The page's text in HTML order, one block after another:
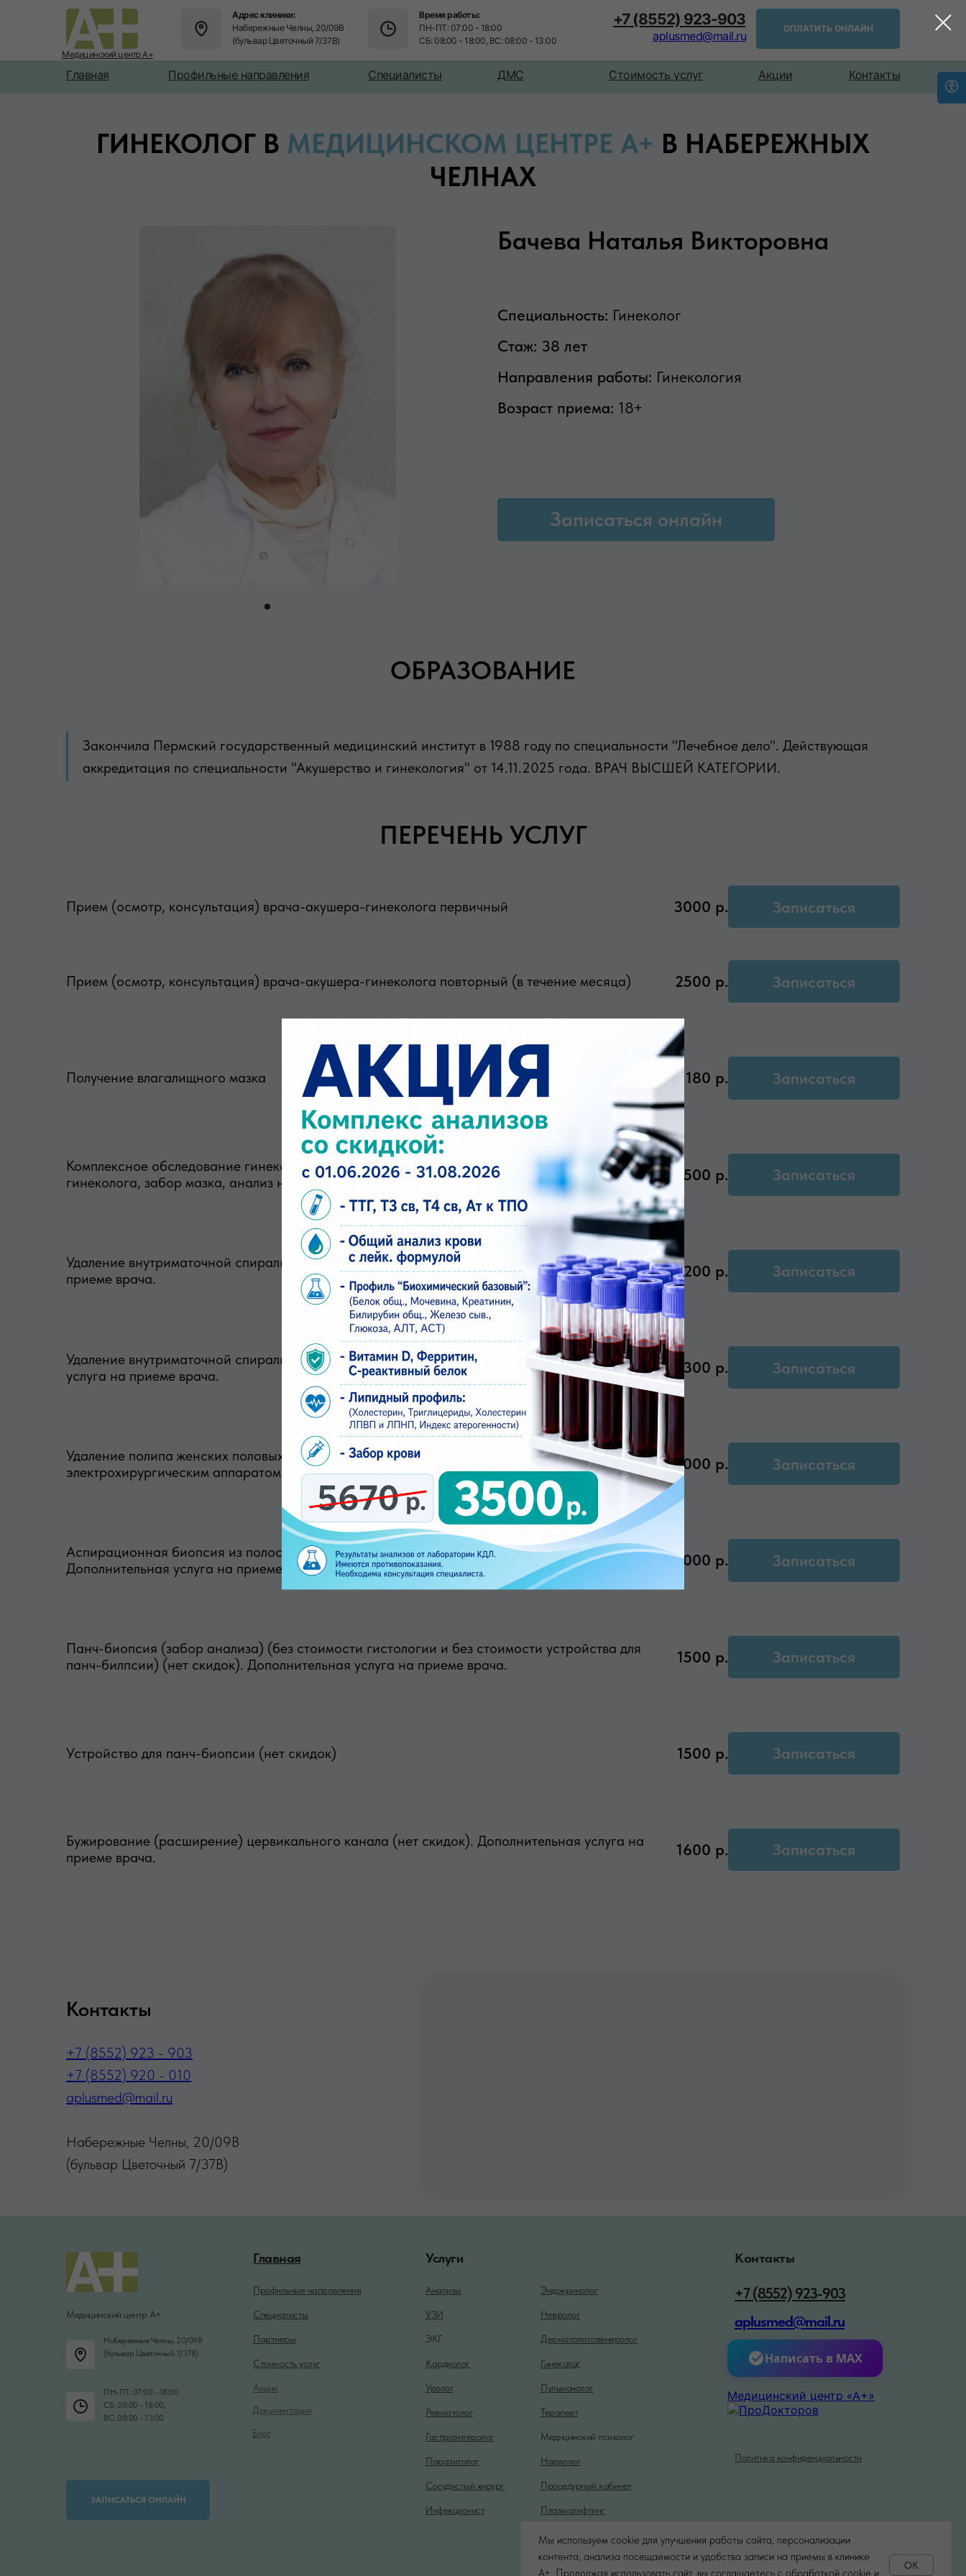
+7 (8552) 923-903
Время работы:
ПН-ПТ: 07:00 - 18:00
СБ: 08:00 - 18:00, ВС: 08:00 - 13:00
aplusmed@mail.ru
Адрес клиники:
Набережные Челны, 20/09В
(бульвар Цветочный 7/37В)
ОПЛАТИТЬ ОНЛАЙН
Контакты
Акции
Стоимость услуг
ДМС
Специалисты
Профильные направления
Главная
Медицинский центр А+
ГИНЕКОЛОГ В МЕДИЦИНСКОМ ЦЕНТРЕ А+ В НАБЕРЕЖНЫХ
ЧЕЛНАХ
Бачева Наталья Викторовна
Специальность: Гинеколог
Стаж: 38 лет
Направления работы: Гинекология
Возраст приема: 18+
Записаться онлайн
ОБРАЗОВАНИЕ
Закончила Пермский государственный медицинский институт в 1988 году по специальности "Лечебное дело". Действующая
аккредитация по специальности "Акушерство и гинекология" от 14.11.2025 года. ВРАЧ ВЫСШЕЙ КАТЕГОРИИ.
ПЕРЕЧЕНЬ УСЛУГ
Прием (осмотр, консультация) врача-акушера-гинеколога первичный 3000 р. Записаться
Прием (осмотр, консультация) врача-акушера-гинеколога повторный (в течение месяца) 2500 р. Записаться
Получение влагалищного мазка 180 р. Записаться
Комплексное обследование гинеколога № 1 (Первичный прием гинеколога, повторный прием
гинеколога, забор мазка, анализ на микрофлору и анализ на онкоцитологию) (нет скидок)
5500 р. Записаться
Удаление внутриматочной спирали ВМС простое (нет скидок). Дополнительная услуга на
приеме врача.
1200 р. Записаться
Удаление внутриматочной спирали ВМС инструментальное (нет скидок). Дополнительная
услуга на приеме врача.
2300 р. Записаться
Удаление полипа женских половых органов (влагалища, цервикального канала, шейки матки )
электрохирургическим аппаратом (нет скидок). Дополнительная услуга на приеме врача.
2000 р. Записаться
Аспирационная биопсия из полости матки "Пайпелем" (забор анализа) (нет скидок).
Дополнительная услуга на приеме врача.
2000 р. Записаться
Панч-биопсия (забор анализа) (без стоимости гистологии и без стоимости устройства для
панч-билпсии) (нет скидок). Дополнительная услуга на приеме врача.
1500 р. Записаться
Устройство для панч-биопсии (нет скидок) 1500 р. Записаться
Бужирование (расширение) цервикального канала (нет скидок). Дополнительная услуга на
приеме врача.
1600 р. Записаться
Контакты
+7 (8552) 923 - 903
+7 (8552) 920 - 010
aplusmed@mail.ru
Набережные Челны, 20/09В
(бульвар Цветочный 7/37В)
Мы используем cookie для улучшения работы сайта, персонализации
контента, анализа посещаемости и удобства записи на приемы в клинике
A+. Продолжая использовать сайт, вы соглашаетесь с обработкой cookie и
OK
Медицинский центр А+
Политика конфиденциальности
Набережные Челны, 20/09В
(бульвар Цветочный 7/37В)
ПН-ПТ: 07:00 - 18:00
СБ: 08:00 - 18:00,
ВС: 08:00 - 13:00
ЗАПИСАТЬСЯ ОНЛАЙН
Контакты
Услуги
Акции
Документация
Блог
Уролог
Кардиолог
ЭКГ
УЗИ
Анализы
Инфекционист
Сосудистый хирург
Паразитолог
Медицинский психолог
aplusmed@mail.ru
+7 (8552) 923-903
Ревматолог
Пульмонолог
Гинеколог
Дерматологовенеролог
Невролог
Эндокринолог
Плазмолифтинг
Процедурный кабинет
Нарколог
Гастроэнтеролог
Терапевт
Стоимость услуг
Партнеры
Специалисты
Профильные направления
Главная
Медицинский центр «А+»
Написать в MAX
Задать вопрос